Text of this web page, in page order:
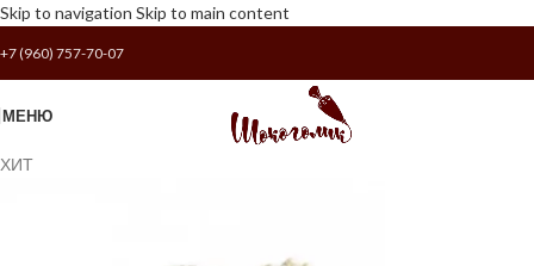
Skip to navigation Skip to main content
+7 (960) 757-70-07
МЕНЮ
ХИТ